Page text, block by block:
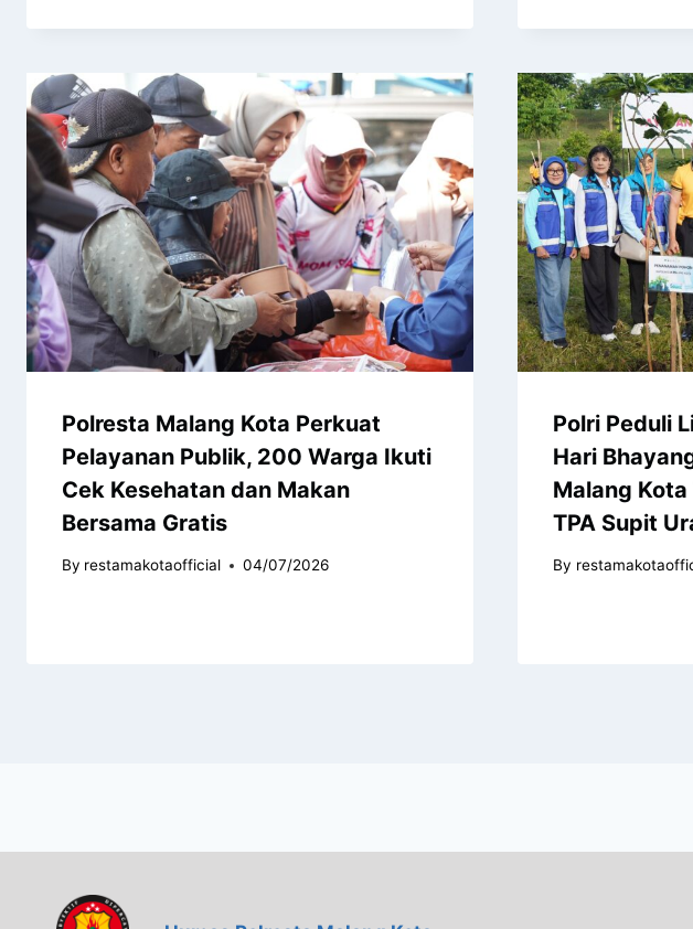
Polresta Malang Kota Perkuat
Pelayanan Publik, 200 Warga Ikuti
Cek Kesehatan dan Makan
Bersama Gratis
By restamakotaofficial 04/07/2026
Polri Peduli
Hari
Malang
TPA Supit
By